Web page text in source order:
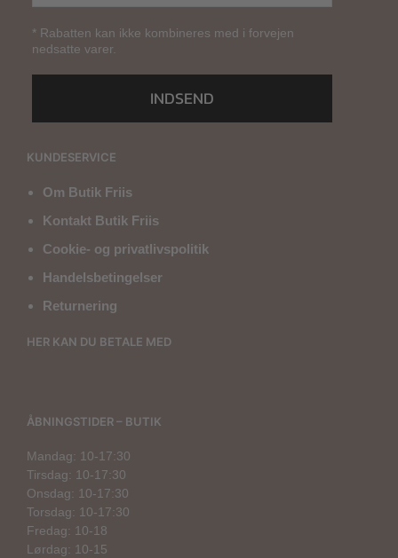
* Rabatten kan ikke kombineres med i forvejen
nedsatte varer.
INDSEND
KUNDESERVICE
Om Butik Friis
Kontakt Butik Friis
Cookie- og privatlivspolitik
Handelsbetingelser
Returnering
HER KAN DU BETALE MED
ÅBNINGSTIDER – BUTIK
Mandag: 10-17:30
Tirsdag: 10-17:30
Onsdag: 10-17:30
Torsdag: 10-17:30
Fredag: 10-18
Lørdag: 10-15